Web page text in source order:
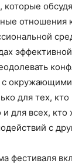
отношения
с
для тех, кто
для всех, кто
с
фестиваля